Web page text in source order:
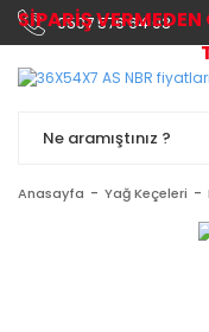
0507 576 64 03
Anasayfa Yağ Keçeleri
SİPARİŞ